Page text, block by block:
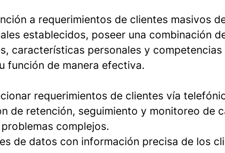
a requerimientos de clientes masivos
establecidos, poseer una combinación
características personales y
función de manera efectiva.
requerimientos de clientes vía
de retención, seguimiento y monitoreo de
complejos.
de datos con información precisa de los